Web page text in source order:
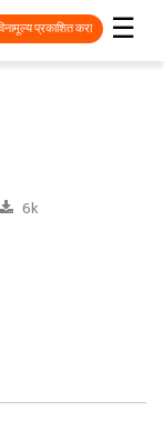
☰
प्रकाशित करा
6k